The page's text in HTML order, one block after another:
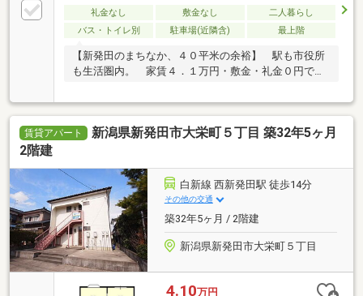
礼金なし 敷金なし
二人暮らし
バス・トイレ別
駐車場(近隣含) 最上階
【新発田のまちなか、４０平米の余裕】 駅も市役所
も生活圏内。 家賃４．１万円・敷金・礼金０円で叶
賃貸アパート
新潟県新発田市大栄町５丁目 築32年5ヶ月
2階建
白新線 西新発田駅 徒歩14分
その他の交通
築32年5ヶ月 / 2階建
新潟県新発田市大栄町５丁目
4.10万円